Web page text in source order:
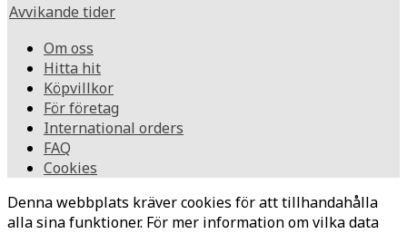
Avvikande tider
Om oss
Hitta hit
Köpvillkor
För företag
International orders
FAQ
Cookies
Denna webbplats kräver cookies för att tillhandahålla
alla sina funktioner. För mer information om vilka data